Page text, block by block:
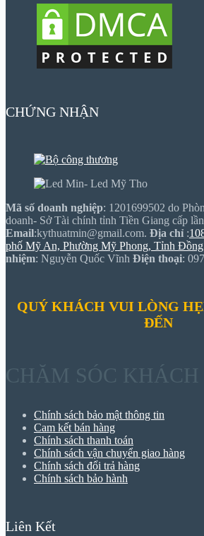
CHỨNG NHẬN
Mã số doanh nghiệp: 1201699502 do
doanh- Sở Tài chính tỉnh Tiền Giang cấp
Email:kythuatmin@gmail.com. Địa chỉ :
phố Mỹ An, Phường Mỹ Phong, Tỉnh
nhiệm: Nguyễn Quốc Vĩnh Điện thoại:
QUÝ KHÁCH VUI LÒNG
ĐẾN
CHĂM SÓC
Chính sách bảo mật thông tin
Cam kết bán hàng
Chính sách thanh toán
Chính sách vận chuyển giao hàng
Chính sách đổi trả hàng
Chính sách bảo hành
Liên Kết